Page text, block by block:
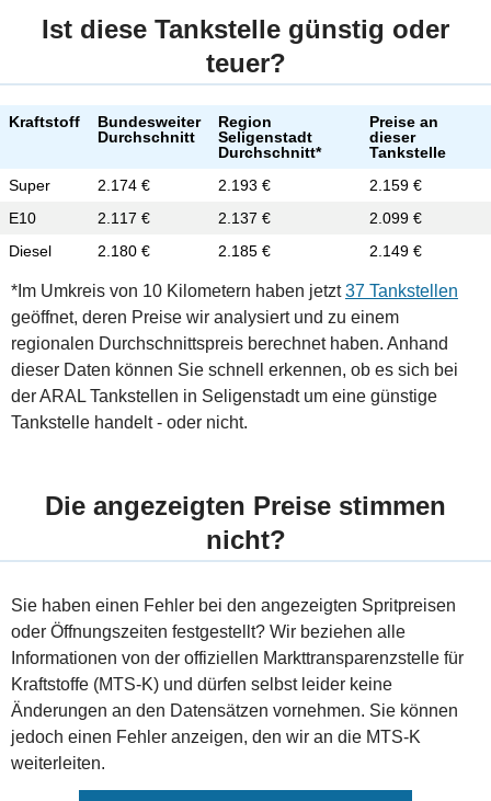
Ist diese Tankstelle günstig oder
teuer?
Kraftstoff
Bundesweiter
Durchschnitt
Region
Seligenstadt
Durchschnitt*
Preise an
dieser
Tankstelle
Super
2.174 € 2.193 €
2.159 €
E10
2.117 € 2.137 €
2.099 €
Diesel
2.180 € 2.185 € 2.149 €
*Im Umkreis von 10 Kilometern haben jetzt37 Tankstellen
geöffnet, deren Preise wir analysiert und zu einem
regionalen Durchschnittspreis berechnet haben. Anhand
dieser Daten können Sie schnell erkennen, ob es sich bei
der ARAL Tankstellen in Seligenstadt um eine günstige
Tankstelle handelt - oder nicht.
Die angezeigten Preise stimmen
nicht?
Sie haben einen Fehler bei den angezeigten Spritpreisen
oder Öffnungszeiten festgestellt? Wir beziehen alle
Informationen von der offiziellen Markttransparenzstelle für
Kraftstoffe (MTS-K) und dürfen selbst leider keine
Änderungen an den Datensätzen vornehmen. Sie können
jedoch einen Fehler anzeigen, den wir an die MTS-K
weiterleiten.